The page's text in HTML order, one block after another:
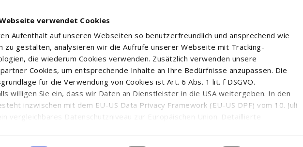
verwendet Cookies
Aufenthalt auf unseren Webseiten so benutzerfreundlich und ansprechend wie
zu gestalten, analysieren wir die Aufrufe unserer Webseite mit Tracking-
die wiederum Cookies verwenden. Zusätzlich verwenden unsere
Cookies, um entsprechende Inhalte an Ihre Bedürfnisse anzupassen. Die
für die Verwendung von Cookies ist Art. 6 Abs. 1 lit. f DSGVO.
willigen Sie ein, dass wir Daten an Dienstleister in die USA weitergeben. In den
inzwischen mit dem EU-US Data Privacy Framework (EU-US DPF) vom 10. Juli
vergleichbares Datenschutzniveau zur Europäischen Union. Detaillierte